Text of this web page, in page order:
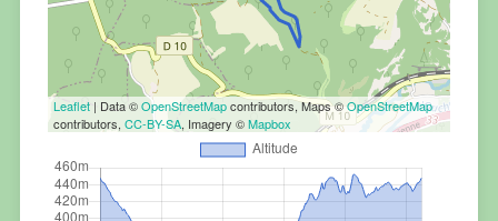
Leaflet| Data ©OpenStreetMapcontributors, Maps ©OpenStreetMap
contributors, CC-BY-SA, Imagery ©Mapbox